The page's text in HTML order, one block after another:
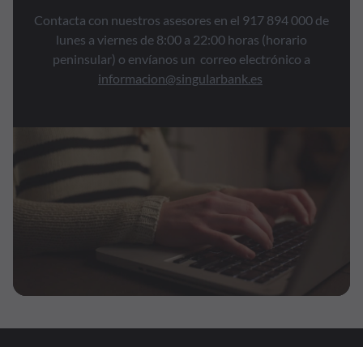
Contacta con nuestros asesores en el 917 894 000 de
lunes a viernes de 8:00 a 22:00 horas (horario
peninsular) o envíanos un correo electrónico a
informacion@singularbank.es